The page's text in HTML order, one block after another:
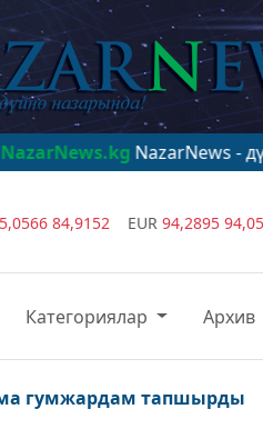
NazarNews - дүйнө
84,9152 EUR 94,2895
Категориялар Архив
гумжардам тапшырды